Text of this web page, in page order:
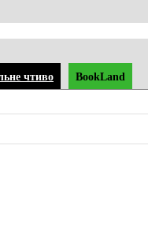
чтиво BookLand